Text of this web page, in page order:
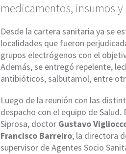
medicamentos, insumos
Desde la cartera sanitaria ya se
localidades que fueron
grupos electrógenos con el
Además, se entregó repelente,
antibióticos, salbutamol, entre
Luego de la reunión con las
despacho con el equipo de
Siprosa, doctor Gustavo
Francisco Barreiro; la directora
supervisor de Agentes Socio